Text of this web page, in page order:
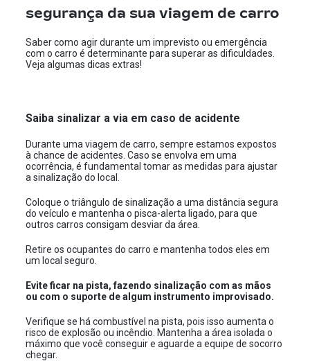
segurança da sua viagem de carro
Saber como agir durante um imprevisto ou emergência
com o carro é determinante para superar as dificuldades.
Veja algumas dicas extras!
Saiba sinalizar a via em caso de acidente
Durante uma viagem de carro, sempre estamos expostos
à chance de acidentes. Caso se envolva em uma
ocorrência, é fundamental tomar as medidas para ajustar
a sinalização do local.
Coloque o triângulo de sinalização a uma distância segura
do veículo e mantenha o pisca-alerta ligado, para que
outros carros consigam desviar da área.
Retire os ocupantes do carro e mantenha todos eles em
um local seguro.
Evite ficar na pista, fazendo sinalização com as mãos
ou com o suporte de algum instrumento improvisado.
Verifique se há combustível na pista, pois isso aumenta o
risco de explosão ou incêndio. Mantenha a área isolada o
máximo que você conseguir e aguarde a equipe de socorro
chegar.